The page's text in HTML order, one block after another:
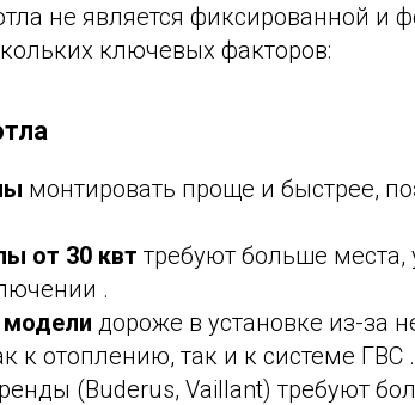
не является фиксированной и
ключевых факторов:
монтировать проще и быстрее,
от 30 квт требуют больше места,
.
модели дороже в установке из-за
к отоплению, так и к системе ГВС .
(Buderus, Vaillant) требуют